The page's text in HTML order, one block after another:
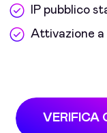
IP pubblico
Attivazione
VERIFICA